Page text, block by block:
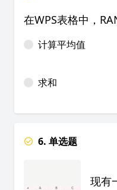
在WPS表格中，
计算平均值
求和
6. 单选题
现有